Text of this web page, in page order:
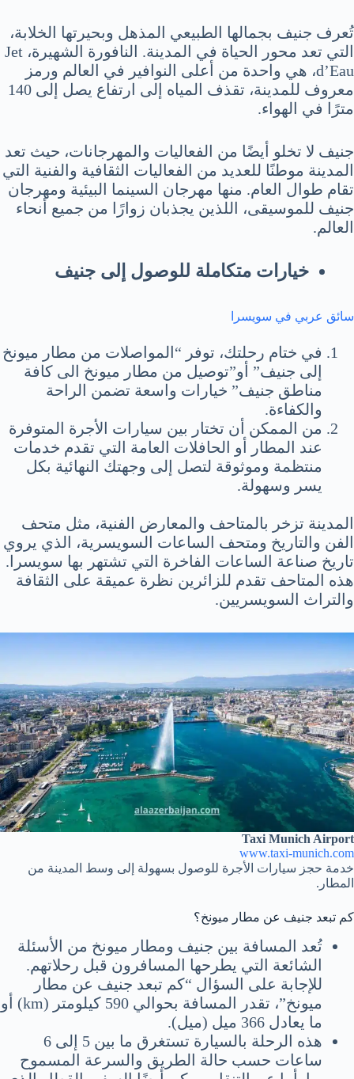
تُعرف جنيف بجمالها الطبيعي المذهل وبحيرتها الخلابة،
التي تعد محور الحياة في المدينة. النافورة الشهيرة، Jet
d’Eau، هي واحدة من أعلى النوافير في العالم ورمز
معروف للمدينة، تقذف المياه إلى ارتفاع يصل إلى 140
مترًا في الهواء.
جنيف لا تخلو أيضًا من الفعاليات والمهرجانات، حيث تعد
المدينة موطنًا للعديد من الفعاليات الثقافية والفنية التي
تقام طوال العام. منها مهرجان السينما البيئية ومهرجان
جنيف للموسيقى، اللذين يجذبان زوارًا من جميع أنحاء
العالم.
خيارات متكاملة للوصول إلى جنيف
سائق عربي في سويسرا
في ختام رحلتك، توفر “المواصلات من مطار ميونخ
إلى جنيف” أو”توصيل من مطار ميونخ الى كافة
مناطق جنيف” خيارات واسعة تضمن الراحة
والكفاءة.
من الممكن أن تختار بين سيارات الأجرة المتوفرة
عند المطار أو الحافلات العامة التي تقدم خدمات
منتظمة وموثوقة لتصل إلى وجهتك النهائية بكل
يسر وسهولة.
المدينة تزخر بالمتاحف والمعارض الفنية، مثل متحف
الفن والتاريخ ومتحف الساعات السويسرية، الذي يروي
تاريخ صناعة الساعات الفاخرة التي تشتهر بها سويسرا.
هذه المتاحف تقدم للزائرين نظرة عميقة على الثقافة
والتراث السويسريين.
Taxi Munich Airport
www.taxi-munich.com
خدمة حجز سيارات الأجرة للوصول بسهولة إلى وسط المدينة من
المطار.
كم تبعد جنيف عن مطار ميونخ؟
تُعد المسافة بين جنيف ومطار ميونخ من الأسئلة
الشائعة التي يطرحها المسافرون قبل رحلاتهم.
للإجابة على السؤال “كم تبعد جنيف عن مطار
ميونخ”، تقدر المسافة بحوالي 590 كيلومتر (km) أو
ما يعادل 366 ميل (ميل).
هذه الرحلة بالسيارة تستغرق ما بين 5 إلى 6
ساعات حسب حالة الطريق والسرعة المسموح